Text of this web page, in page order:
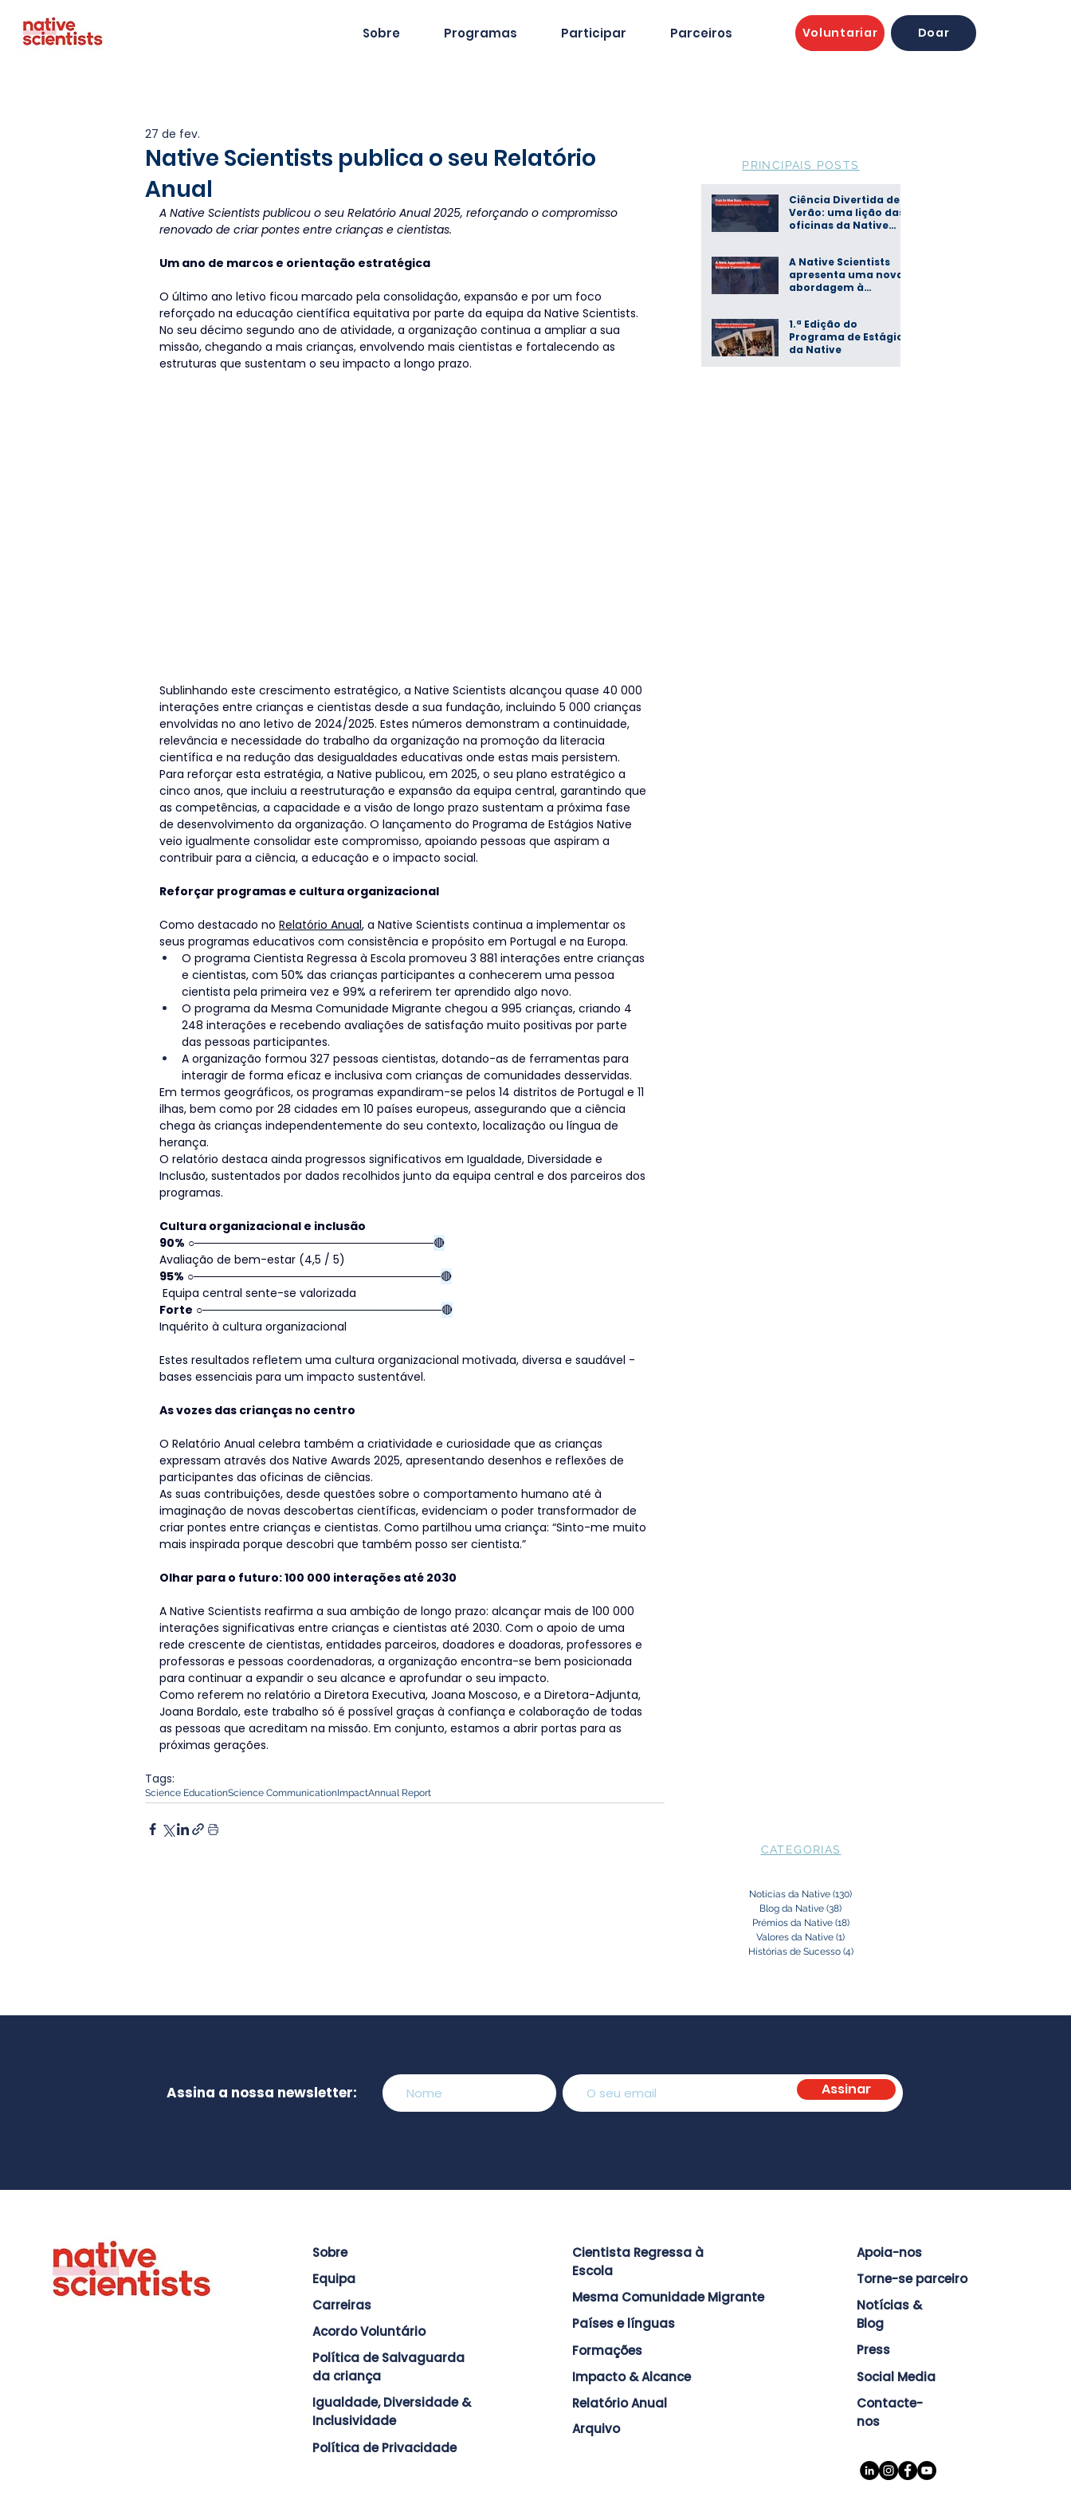
Sobre Programas Participar Parceiros Voluntariar Doar
Native Scientists publica o seu Relatório
Anual
27 de fev.
A Native Scientists publicou o seu Relatório Anual 2025, reforçando o compromisso
renovado de criar pontes entre crianças e cientistas.
Um ano de marcos e orientação estratégica
O último ano letivo ficou marcado pela consolidação, expansão e por um foco
reforçado na educação científica equitativa por parte da equipa da Native Scientists.
No seu décimo segundo ano de atividade, a organização continua a ampliar a sua
missão, chegando a mais crianças, envolvendo mais cientistas e fortalecendo as
estruturas que sustentam o seu impacto a longo prazo.
Sublinhando este crescimento estratégico, a Native Scientists alcançou quase 40 000
interações entre crianças e cientistas desde a sua fundação, incluindo 5 000 crianças
envolvidas no ano letivo de 2024/2025. Estes números demonstram a continuidade,
relevância e necessidade do trabalho da organização na promoção da literacia
científica e na redução das desigualdades educativas onde estas mais persistem.
Para reforçar esta estratégia, a Native publicou, em 2025, o seu plano estratégico a
cinco anos, que incluiu a reestruturação e expansão da equipa central, garantindo que
as competências, a capacidade e a visão de longo prazo sustentam a próxima fase
de desenvolvimento da organização. O lançamento do Programa de Estágios Native
veio igualmente consolidar este compromisso, apoiando pessoas que aspiram a
contribuir para a ciência, a educação e o impacto social.
Reforçar programas e cultura organizacional
Como destacado no Relatório Anual, a Native Scientists continua a implementar os
seus programas educativos com consistência e propósito em Portugal e na Europa.
O programa Cientista Regressa à Escola promoveu 3 881 interações entre crianças
e cientistas, com 50% das crianças participantes a conhecerem uma pessoa
cientista pela primeira vez e 99% a referirem ter aprendido algo novo.
O programa da Mesma Comunidade Migrante chegou a 995 crianças, criando 4
248 interações e recebendo avaliações de satisfação muito positivas por parte
das pessoas participantes.
A organização formou 327 pessoas cientistas, dotando-as de ferramentas para
interagir de forma eficaz e inclusiva com crianças de comunidades desservidas.
Em termos geográficos, os programas expandiram-se pelos 14 distritos de Portugal e 11
ilhas, bem como por 28 cidades em 10 países europeus, assegurando que a ciência
chega às crianças independentemente do seu contexto, localização ou língua de
herança.
O relatório destaca ainda progressos significativos em Igualdade, Diversidade e
Inclusão, sustentados por dados recolhidos junto da equipa central e dos parceiros dos
programas.
Cultura organizacional e inclusão
90% ○──────────────────────────────🔴
Avaliação de bem-estar (4,5 / 5)
95% ○───────────────────────────────🔴
Equipa central sente-se valorizada
Forte ○──────────────────────────────🔴
Inquérito à cultura organizacional
Estes resultados refletem uma cultura organizacional motivada, diversa e saudável -
bases essenciais para um impacto sustentável.
As vozes das crianças no centro
O Relatório Anual celebra também a criatividade e curiosidade que as crianças
expressam através dos Native Awards 2025, apresentando desenhos e reflexões de
participantes das oficinas de ciências.
As suas contribuições, desde questões sobre o comportamento humano até à
imaginação de novas descobertas científicas, evidenciam o poder transformador de
criar pontes entre crianças e cientistas. Como partilhou uma criança: “Sinto-me muito
mais inspirada porque descobri que também posso ser cientista.”
Olhar para o futuro: 100 000 interações até 2030
A Native Scientists reafirma a sua ambição de longo prazo: alcançar mais de 100 000
interações significativas entre crianças e cientistas até 2030. Com o apoio de uma
rede crescente de cientistas, entidades parceiros, doadores e doadoras, professores e
professoras e pessoas coordenadoras, a organização encontra-se bem posicionada
para continuar a expandir o seu alcance e aprofundar o seu impacto.
Como referem no relatório a Diretora Executiva, Joana Moscoso, e a Diretora-Adjunta,
Joana Bordalo, este trabalho só é possível graças à confiança e colaboração de todas
as pessoas que acreditam na missão. Em conjunto, estamos a abrir portas para as
próximas gerações.
Tags:
Science EducationScience CommunicationImpactAnnual Report
PRINCIPAIS POSTS
Ciência Divertida de
Verão: uma lição das
oficinas da Native
A Native Scientists
apresenta uma nova
abordagem à
1.ª Edição do
Programa de Estágios
da Native
CATEGORIAS
Notícias da Native (130)
Blog da Native (38)
Prémios da Native (18)18 posts
Valores da Native (1)
Histórias de Sucesso (4)4 posts
Assina a nossa newsletter: Assinar
Sobre
Equipa
Carreiras
Acordo Voluntário
Política de Salvaguarda
da criança
Igualdade, Diversidade &
Inclusividade
Política de Privacidade
Cientista Regressa à
Escola
Mesma Comunidade Migrante
Países e línguas
Formações
Impacto & Alcance
Relatório Anual
Arquivo
Apoia-nos
Torne-se parceiro
Notícias &
Blog
Press
Social Media
Contacte-
nos